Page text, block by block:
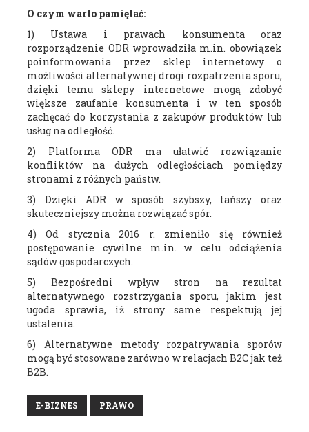
O czym warto pamiętać:
1) Ustawa i prawach konsumenta oraz
rozporządzenie ODR wprowadziła m.in. obowiązek
poinformowania przez sklep internetowy o
możliwości alternatywnej drogi rozpatrzenia sporu,
dzięki temu sklepy internetowe mogą zdobyć
większe zaufanie konsumenta i w ten sposób
zachęcać do korzystania z zakupów produktów lub
usług na odległość.
2) Platforma ODR ma ułatwić rozwiązanie
konfliktów na dużych odległościach pomiędzy
stronami z różnych państw.
3) Dzięki ADR w sposób szybszy, tańszy oraz
skuteczniejszy można rozwiązać spór.
4) Od stycznia 2016 r. zmieniło się również
postępowanie cywilne m.in. w celu odciążenia
sądów gospodarczych.
5) Bezpośredni wpływ stron na rezultat
alternatywnego rozstrzygania sporu, jakim jest
ugoda sprawia, iż strony same respektują jej
ustalenia.
6) Alternatywne metody rozpatrywania sporów
mogą być stosowane zarówno w relacjach B2C jak też
B2B.
E-BIZNES PRAWO